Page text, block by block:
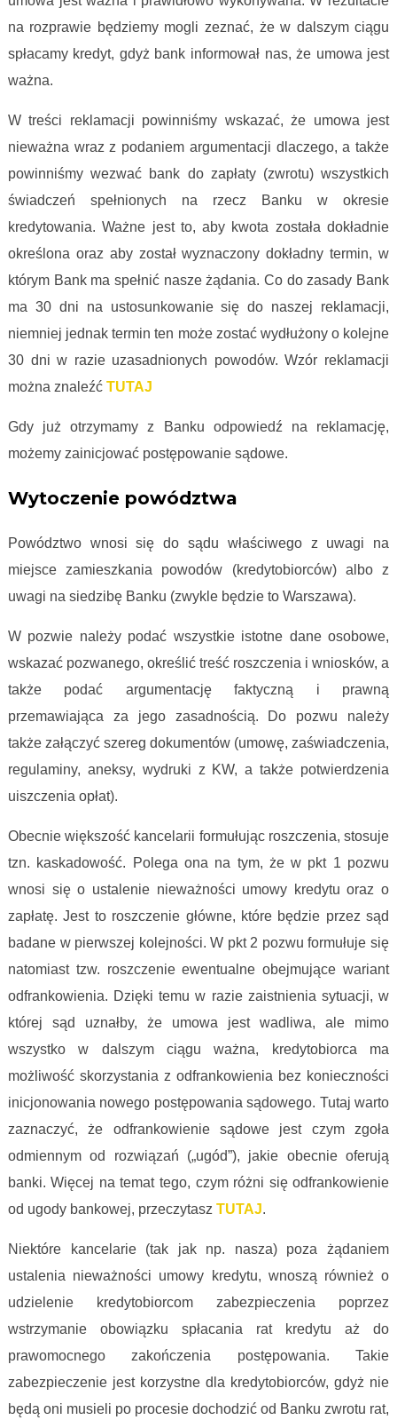
na rozprawie będziemy mogli zeznać, że w dalszym ciągu
spłacamy kredyt, gdyż bank informował nas, że umowa jest
ważna.
W treści reklamacji powinniśmy wskazać, że umowa jest
nieważna wraz z podaniem argumentacji dlaczego, a także
powinniśmy wezwać bank do zapłaty (zwrotu) wszystkich
świadczeń spełnionych na rzecz Banku w okresie
kredytowania. Ważne jest to, aby kwota została dokładnie
określona oraz aby został wyznaczony dokładny termin, w
którym Bank ma spełnić nasze żądania. Co do zasady Bank
ma 30 dni na ustosunkowanie się do naszej reklamacji,
niemniej jednak termin ten może zostać wydłużony o kolejne
30 dni w razie uzasadnionych powodów. Wzór reklamacji
można znaleźć TUTAJ
Gdy już otrzymamy z Banku odpowiedź na reklamację,
możemy zainicjować postępowanie sądowe.
Wytoczenie powództwa
Powództwo wnosi się do sądu właściwego z uwagi na
miejsce zamieszkania powodów (kredytobiorców) albo z
uwagi na siedzibę Banku (zwykle będzie to Warszawa).
W pozwie należy podać wszystkie istotne dane osobowe,
wskazać pozwanego, określić treść roszczenia i wniosków, a
także podać argumentację faktyczną i prawną
przemawiająca za jego zasadnością. Do pozwu należy
także załączyć szereg dokumentów (umowę, zaświadczenia,
regulaminy, aneksy, wydruki z KW, a także potwierdzenia
uiszczenia opłat).
Obecnie większość kancelarii formułując roszczenia, stosuje
tzn. kaskadowość. Polega ona na tym, że w pkt 1 pozwu
wnosi się o ustalenie nieważności umowy kredytu oraz o
zapłatę. Jest to roszczenie główne, które będzie przez sąd
badane w pierwszej kolejności. W pkt 2 pozwu formułuje się
natomiast tzw. roszczenie ewentualne obejmujące wariant
odfrankowienia. Dzięki temu w razie zaistnienia sytuacji, w
której sąd uznałby, że umowa jest wadliwa, ale mimo
wszystko w dalszym ciągu ważna, kredytobiorca ma
możliwość skorzystania z odfrankowienia bez konieczności
inicjonowania nowego postępowania sądowego. Tutaj warto
zaznaczyć, że odfrankowienie sądowe jest czym zgoła
odmiennym od rozwiązań („ugód”), jakie obecnie oferują
banki. Więcej na temat tego, czym różni się odfrankowienie
od ugody bankowej, przeczytasz TUTAJ.
Niektóre kancelarie (tak jak np. nasza) poza żądaniem
ustalenia nieważności umowy kredytu, wnoszą również o
udzielenie kredytobiorcom zabezpieczenia poprzez
wstrzymanie obowiązku spłacania rat kredytu aż do
prawomocnego zakończenia postępowania. Takie
zabezpieczenie jest korzystne dla kredytobiorców, gdyż nie
będą oni musieli po procesie dochodzić od Banku zwrotu rat,